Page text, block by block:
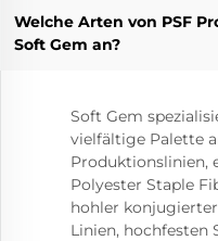
Welche Arten von PSF
Soft Gem an?
Soft Gem
vielfältige Palette
Produktionslinien,
Polyester Staple
hohler
Linien, hochfesten